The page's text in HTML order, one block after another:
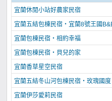
宜蘭休閒小站好農家民宿
宜蘭五結包棟民宿‧宜蘭8號王國
宜蘭包棟民宿‧相約幸福
宜蘭包棟民宿‧貝兒的家
宜蘭香草星空民宿
宜蘭五結冬山河包棟民宿‧玫瑰國度
宜蘭伊莎愛莉民宿